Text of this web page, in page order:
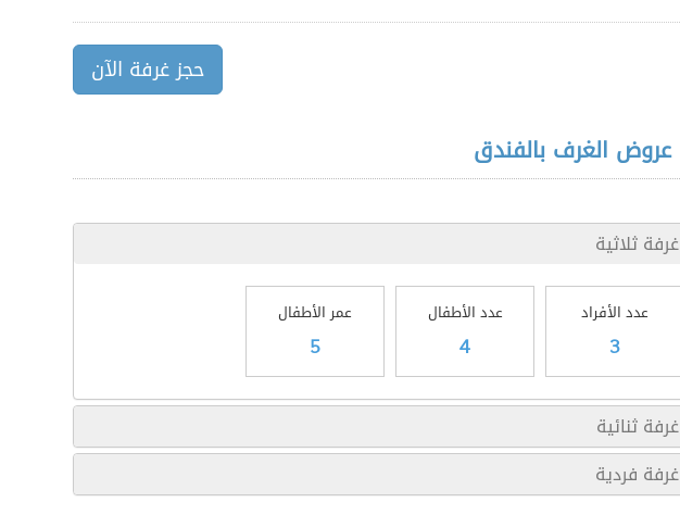
حجز غرفة الآن
عروض الغرف بالفندق
غرفة ثلاثية
عدد الأفراد
3
عدد الأطفال
4
عمر الأطفال
5
غرفة ثنائية
غرفة فردية